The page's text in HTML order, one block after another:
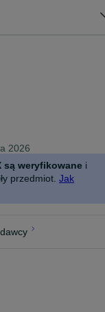
2026
są weryfikowane i
przedmiot. Jak